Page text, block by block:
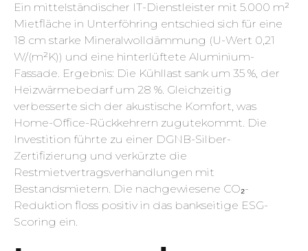
Ein mittelständischer IT-Dienstleister mit 5.000 m²
Mietfläche in Unterföhring entschied sich für eine
18 cm starke Mineralwolldämmung (U-Wert 0,21
W/(m²K)) und eine hinterlüftete Aluminium-
Fassade. Ergebnis: Die Kühllast sank um 35 %, der
Heizwärmebedarf um 28 %. Gleichzeitig
verbesserte sich der akustische Komfort, was
Home-Office-Rückkehrern zugutekommt. Die
Investition führte zu einer DGNB-Silber-
Zertifizierung und verkürzte die
Restmietvertragsverhandlungen mit
Bestandsmietern. Die nachgewiesene CO₂-
Reduktion floss positiv in das bankseitige ESG-
Scoring ein.